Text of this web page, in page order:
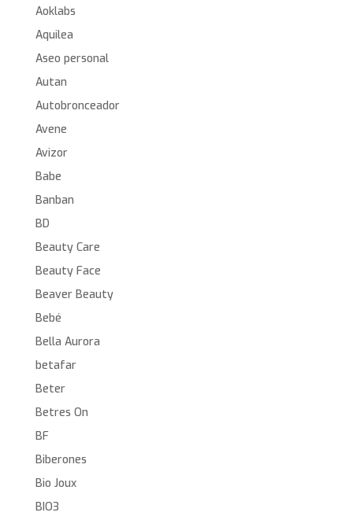
Aoklabs
Aquilea
Aseo personal
Autan
Autobronceador
Avene
Avizor
Babe
Banban
BD
Beauty Care
Beauty Face
Beaver Beauty
Bebé
Bella Aurora
betafar
Beter
Betres On
BF
Biberones
Bio Joux
BIO3